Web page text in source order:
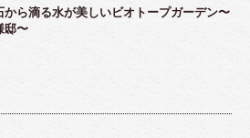
から滴る水が美しいビオトープガーデン〜
邸〜